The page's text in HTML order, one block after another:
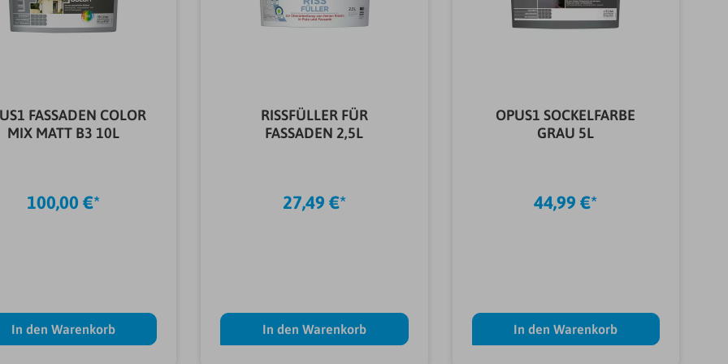
FASSADEN COLOR
MIX MATT B3 10L
100,00 €*
In den Warenkorb
RISSFÜLLER FÜR
FASSADEN 2,5L
27,49 €*
In den Warenkorb
OPUS1 SOCKELFARBE
GRAU 5L
44,99 €*
In den Warenkorb